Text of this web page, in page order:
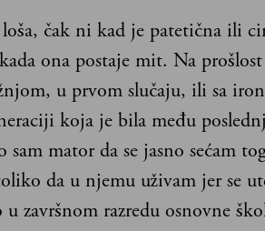
čak ni kad je patetična ili
ona postaje mit. Na prošlost
u prvom slučaju, ili sa
koja je bila među
mator da se jasno sećam
da u njemu uživam jer se
završnom razredu osnovne